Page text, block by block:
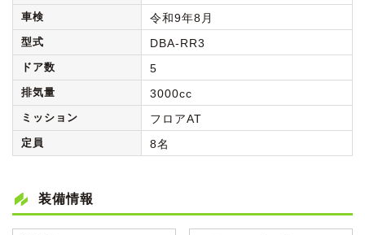
車検 令和9年8月
型式 DBA-RR3
ドア数 5
排気量 3000cc
ミッション フロアAT
定員 8名
装備情報